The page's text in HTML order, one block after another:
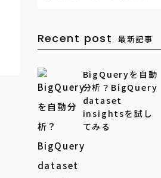
Recent post 最新記事
BigQueryを自動
分析？BigQuery
dataset
insightsを試し
てみる